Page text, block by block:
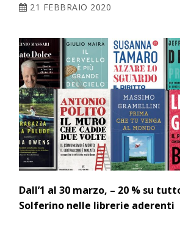
21 FEBBRAIO 2020
Dall’1 al 30 marzo, – 20 % su
Solferino nelle librerie aderenti